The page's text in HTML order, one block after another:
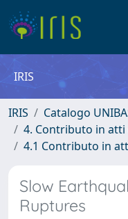
IRIS
IRIS
Catalogo
4. Contributo in atti
4.1 Contributo in
Slow
Ruptures